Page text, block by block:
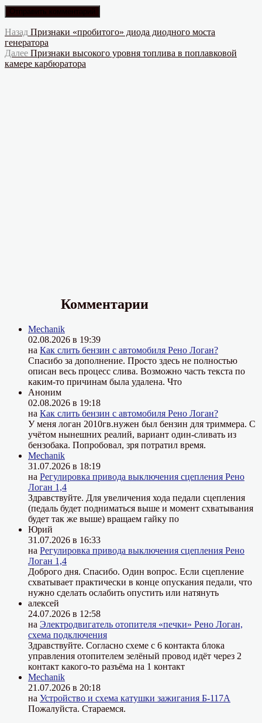
Навигация
по
записям
Назад Предыдущая
запись:
Признаки «пробитого» диода диодного моста
генератора
Далее Следующая
запись:
Признаки высокого уровня топлива в поплавковой
камере карбюратора
Комментарии
Mechanik
02.08.2026 в 19:39
на Как слить бензин с автомобиля Рено Логан?
Спасибо за дополнение. Просто здесь не полностью
описан весь процесс слива. Возможно часть текста по
каким-то причинам была удалена. Что
Аноним
02.08.2026 в 19:18
на Как слить бензин с автомобиля Рено Логан?
У меня логан 2010гв.нужен был бензин для триммера. С
учётом нынешних реалий, вариант один-сливать из
бензобака. Попробовал, зря потратил время.
Mechanik
31.07.2026 в 18:19
на Регулировка привода выключения сцепления Рено
Логан 1,4
Здравствуйте. Для увеличения хода педали сцепления
(педаль будет подниматься выше и момент схватывания
будет так же выше) вращаем гайку по
Юрий
31.07.2026 в 16:33
на Регулировка привода выключения сцепления Рено
Логан 1,4
Доброго дня. Спасибо. Один вопрос. Если сцепление
схватывает практически в конце опускания педали, что
нужно сделать ослабить опустить или натянуть
алексей
24.07.2026 в 12:58
на Электродвигатель отопителя «печки» Рено Логан,
схема подключения
Здравствуйте. Согласно схеме с 6 контакта блока
управления отопителем зелёный провод идёт через 2
контакт какого-то разъёма на 1 контакт
Mechanik
21.07.2026 в 20:18
на Устройство и схема катушки зажигания Б-117А
Пожалуйста. Стараемся.